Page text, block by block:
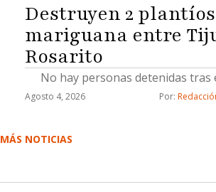
Destruyen 2
mariguana entre
Rosarito
No hay personas detenidas tras
Agosto 4, 2026 Por:
MÁS NOTICIAS